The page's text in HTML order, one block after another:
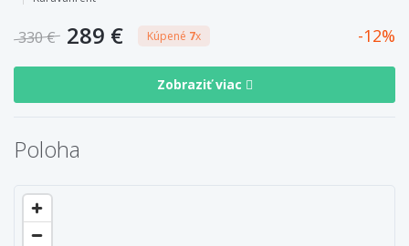
330 € 289 € Kúpené 7x 12
Zobraziť viac
Poloha